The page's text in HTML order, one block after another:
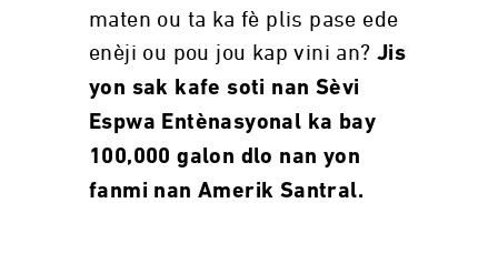
maten ou ta ka fè plis pase ede
enèji ou pou jou kap vini an? Jis
yon sak kafe soti nan Sèvi
Espwa Entènasyonal ka bay
100,000 galon dlo nan yon
fanmi nan Amerik Santral.